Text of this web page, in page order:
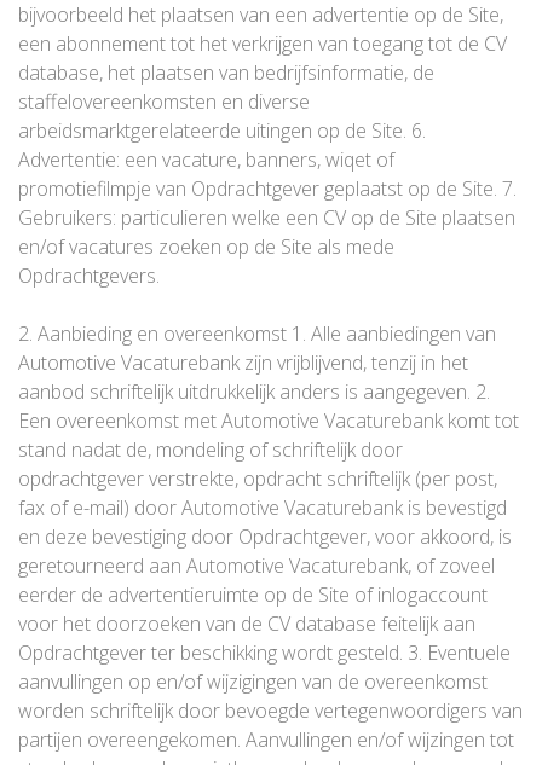
bijvoorbeeld het plaatsen van een advertentie op de Site,
een abonnement tot het verkrijgen van toegang tot de CV
database, het plaatsen van bedrijfsinformatie, de
staffelovereenkomsten en diverse
arbeidsmarktgerelateerde uitingen op de Site. 6.
Advertentie: een vacature, banners, wiqet of
promotiefilmpje van Opdrachtgever geplaatst op de Site. 7.
Gebruikers: particulieren welke een CV op de Site plaatsen
en/of vacatures zoeken op de Site als mede
Opdrachtgevers.
2. Aanbieding en overeenkomst 1. Alle aanbiedingen van
Automotive Vacaturebank zijn vrijblijvend, tenzij in het
aanbod schriftelijk uitdrukkelijk anders is aangegeven. 2.
Een overeenkomst met Automotive Vacaturebank komt tot
stand nadat de, mondeling of schriftelijk door
opdrachtgever verstrekte, opdracht schriftelijk (per post,
fax of e-mail) door Automotive Vacaturebank is bevestigd
en deze bevestiging door Opdrachtgever, voor akkoord, is
geretourneerd aan Automotive Vacaturebank, of zoveel
eerder de advertentieruimte op de Site of inlogaccount
voor het doorzoeken van de CV database feitelijk aan
Opdrachtgever ter beschikking wordt gesteld. 3. Eventuele
aanvullingen op en/of wijzigingen van de overeenkomst
worden schriftelijk door bevoegde vertegenwoordigers van
partijen overeengekomen. Aanvullingen en/of wijzingen tot